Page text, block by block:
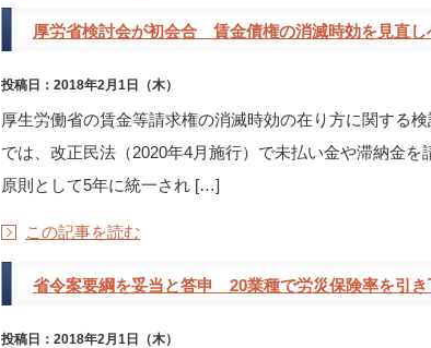
厚労省検討会が初会合 賃金債権の消滅時効を見直し
投稿日：2018年2月1日（木）
厚生労働省の賃金等請求権の消滅時効の在り方に関する
では、改正民法（2020年4月施行）で未払い金や滞納金を
原則として5年に統一され […]
この記事を読む
省令案要綱を妥当と答申 20業種で労災保険率を引き
投稿日：2018年2月1日（木）